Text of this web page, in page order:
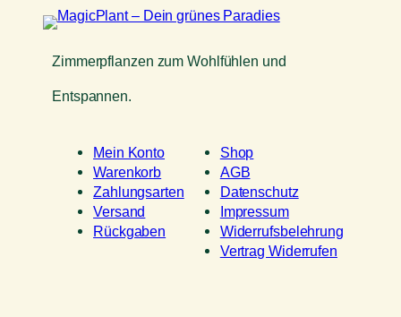
Zimmerpflanzen zum Wohlfühlen und
Entspannen.
Mein Konto
Warenkorb
Zahlungsarten
Versand
Rückgaben
Shop
AGB
Datenschutz
Impressum
Widerrufsbelehrung
Vertrag Widerrufen